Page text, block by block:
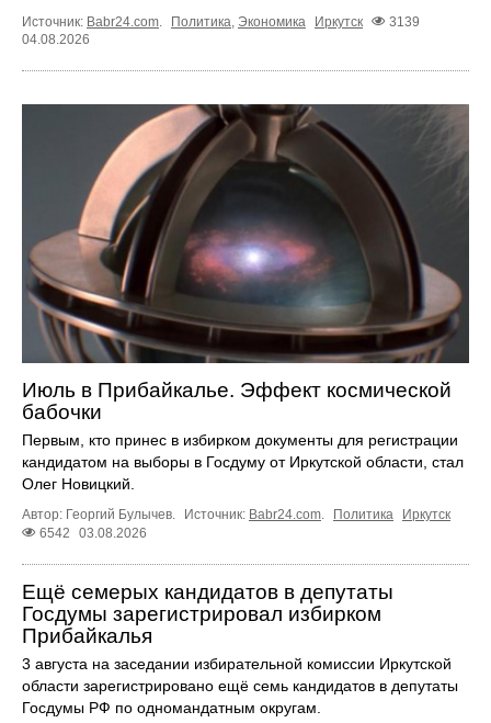
Источник: Babr24.com Политика Экономика Иркутск
3139
04.08.2026
Июль в Прибайкалье. Эффект космической
бабочки
Первым, кто принес в избирком документы для регистрации
кандидатом на выборы в Госдуму от Иркутской области, стал
Олег Новицкий.
Автор: Георгий Булычев. Источник: Babr24.com. Политика
Иркутск
6542
03.08.2026
Ещё семерых кандидатов в депутаты
Госдумы зарегистрировал избирком
Прибайкалья
3 августа на заседании избирательной комиссии Иркутской
области зарегистрировано ещё семь кандидатов в депутаты
Госдумы РФ по одномандатным округам.